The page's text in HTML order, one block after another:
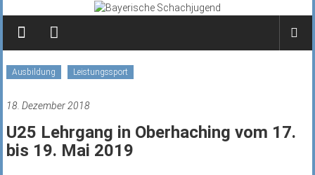
springen
Ausbildung Leistungssport
18. Dezember 2018
U25 Lehrgang in Oberhaching vom 17.
bis 19. Mai 2019